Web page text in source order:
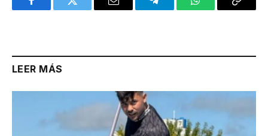
FacebookTwitter Email TelegramWhatsAppCopy
LEER MÁS